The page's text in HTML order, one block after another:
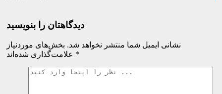
دیدگاهتان را بنویسید
نشانی ایمیل شما منتشر نخواهد شد. بخش‌های موردنیاز
*